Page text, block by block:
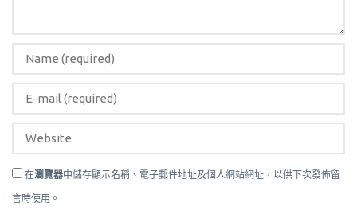
在瀏覽器中儲存顯示名稱、電子郵件地址及個人網站網址，以供下次發佈留
言時使用。